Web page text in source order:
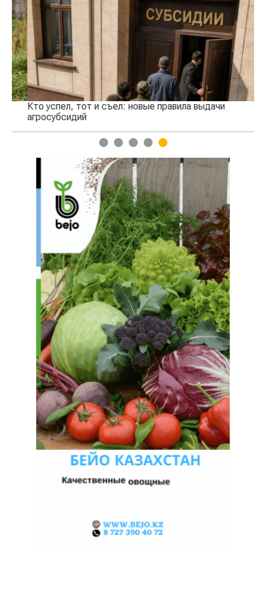
Кто успел, тот и съел: новые правила выдачи
агросубсидий
1 2 3 4 5